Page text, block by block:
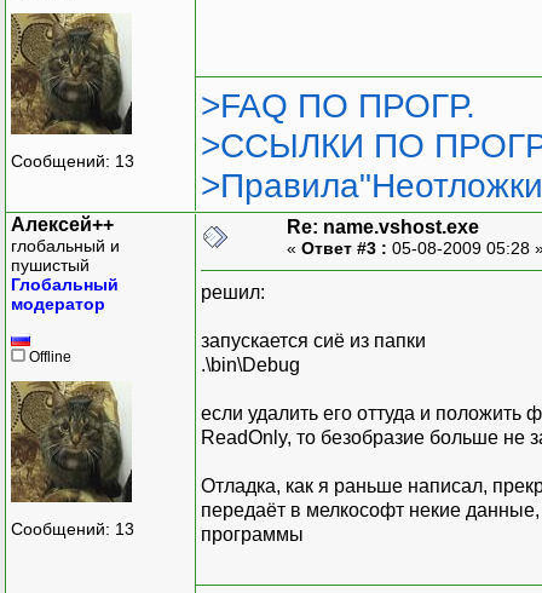
Сообщений: 13
>FAQ ПО ПРОГР.
>ССЫЛКИ ПО
Алексей++
глобальный и
пушистый
Глобальный
модератор
Offline
Сообщений: 13
Re: name.vshost.exe
« Ответ #3 : 05-08-2009 05:28
решил:
запускается сиё из папки
.\bin\Debug
если удалить его оттуда и положить
ReadOnly, то безобразие больше не
Отладка, как я раньше написал,
передаёт в мелкософт некие
программы